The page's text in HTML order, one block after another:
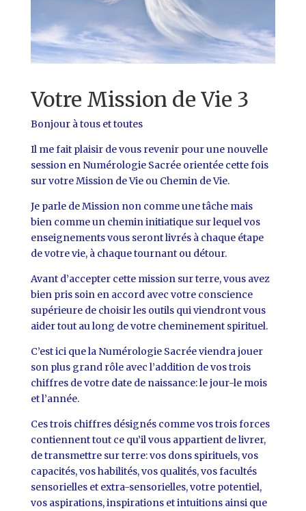
Votre Mission de Vie 3
Bonjour à tous et toutes
Il me fait plaisir de vous revenir pour une nouvelle
session en Numérologie Sacrée orientée cette fois
sur votre Mission de Vie ou Chemin de Vie.
Je parle de Mission non comme une tâche mais
bien comme un chemin initiatique sur lequel vos
enseignements vous seront livrés à chaque étape
de votre vie, à chaque tournant ou détour.
Avant d’accepter cette mission sur terre, vous avez
bien pris soin en accord avec votre conscience
supérieure de choisir les outils qui viendront vous
aider tout au long de votre cheminement spirituel.
C’est ici que la Numérologie Sacrée viendra jouer
son plus grand rôle avec l’addition de vos trois
chiffres de votre date de naissance: le jour-le mois
et l’année.
Ces trois chiffres désignés comme vos trois forces
contiennent tout ce qu’il vous appartient de livrer,
de transmettre sur terre: vos dons spirituels, vos
capacités, vos habilités, vos qualités, vos facultés
sensorielles et extra-sensorielles, votre potentiel,
vos aspirations, inspirations et intuitions ainsi que